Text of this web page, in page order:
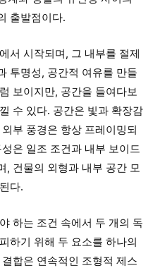
출발점이다.
서 시작되며, 그 내부를 절제
투명성, 공간적 여유를 만들
보이지만, 공간을 들여다보
수 있다. 공간은 빛과 확장감
부 풍경은 항상 프레이밍되
은 일조 조건과 내부 보이드
, 건물의 외형과 내부 공간 모
다.
하는 조건 속에서 두 개의 독
하기 위해 두 요소를 하나의
합은 연속적인 조형적 제스